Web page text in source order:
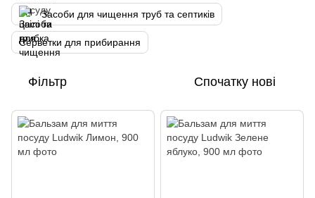
Засоби для чищення труб та септиків
Серветки для прибирання
Фільтр Спочатку нові